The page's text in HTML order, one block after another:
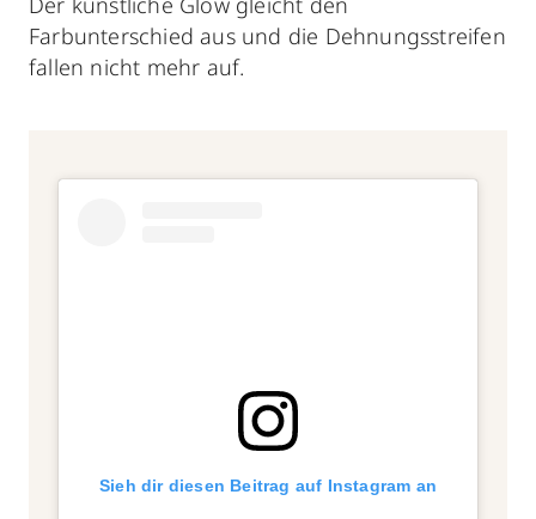
Farbunterschied aus und die Dehnungsstreifen
fallen nicht mehr auf.
Sieh dir diesen Beitrag auf Instagram an